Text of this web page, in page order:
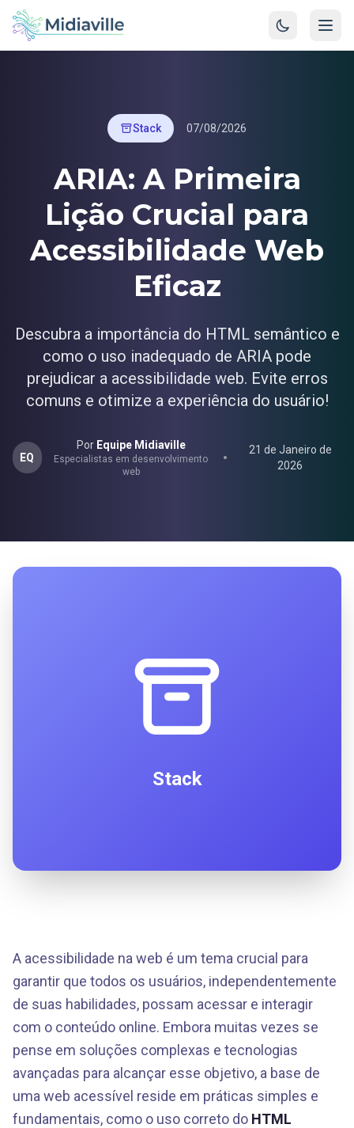
Stack 07/08/2026
ARIA: A Primeira
Lição Crucial para
Acessibilidade Web
Eficaz
Descubra a importância do HTML semântico e
como o uso inadequado de ARIA pode
prejudicar a acessibilidade web. Evite erros
comuns e otimize a experiência do usuário!
EQ
Por Equipe Midiaville
Especialistas em desenvolvimento
web
21 de Janeiro de
2026
Stack
A acessibilidade na web é um tema crucial para
garantir que todos os usuários, independentemente
de suas habilidades, possam acessar e interagir
com o conteúdo online. Embora muitas vezes se
pense em soluções complexas e tecnologias
avançadas para alcançar esse objetivo, a base de
uma web acessível reside em práticas simples e
fundamentais, como o uso correto do HTML